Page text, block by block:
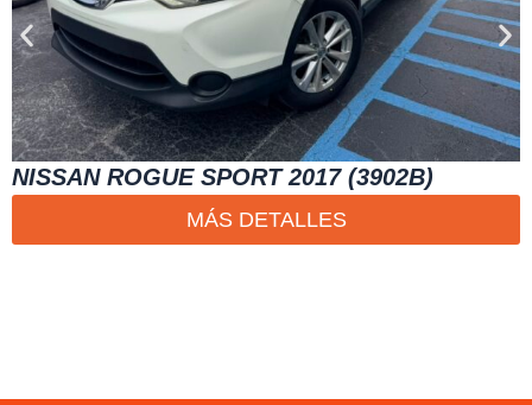
NISSAN ROGUE SPORT 2017 (3902B)
MÁS DETALLES